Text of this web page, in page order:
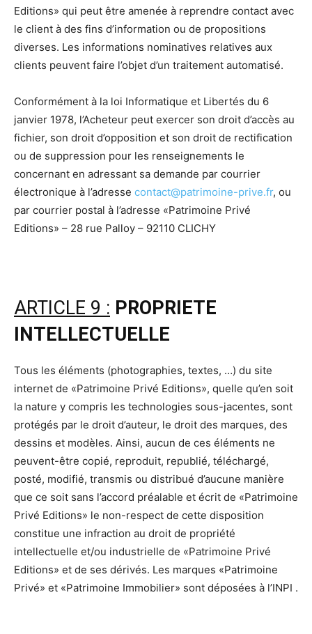
Editions» qui peut être amenée à reprendre contact avec
le client à des fins d’information ou de propositions
diverses. Les informations nominatives relatives aux
clients peuvent faire l’objet d’un traitement automatisé.
Conformément à la loi Informatique et Libertés du 6
janvier 1978, l’Acheteur peut exercer son droit d’accès au
fichier, son droit d’opposition et son droit de rectification
ou de suppression pour les renseignements le
concernant en adressant sa demande par courrier
électronique à l’adresse contact@patrimoine-prive.fr, ou
par courrier postal à l’adresse «Patrimoine Privé
Editions» – 28 rue Palloy – 92110 CLICHY
ARTICLE 9 : PROPRIETE
INTELLECTUELLE
Tous les éléments (photographies, textes, …) du site
internet de «Patrimoine Privé Editions», quelle qu’en soit
la nature y compris les technologies sous-jacentes, sont
protégés par le droit d’auteur, le droit des marques, des
dessins et modèles. Ainsi, aucun de ces éléments ne
peuvent-être copié, reproduit, republié, téléchargé,
posté, modifié, transmis ou distribué d’aucune manière
que ce soit sans l’accord préalable et écrit de «Patrimoine
Privé Editions» le non-respect de cette disposition
constitue une infraction au droit de propriété
intellectuelle et/ou industrielle de «Patrimoine Privé
Editions» et de ses dérivés. Les marques «Patrimoine
Privé» et «Patrimoine Immobilier» sont déposées à l’INPI .